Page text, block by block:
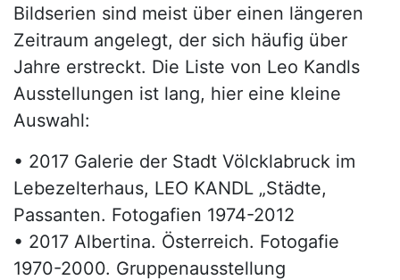
Bildserien sind meist über einen längeren
Zeitraum angelegt, der sich häufig über
Jahre erstreckt. Die Liste von Leo Kandls
Ausstellungen ist lang, hier eine kleine
Auswahl:
• 2017 Galerie der Stadt Völcklabruck im
Lebezelterhaus, LEO KANDL „Städte,
Passanten. Fotogafien 1974-2012
• 2017 Albertina. Österreich. Fotogafie
1970-2000. Gruppenausstellung